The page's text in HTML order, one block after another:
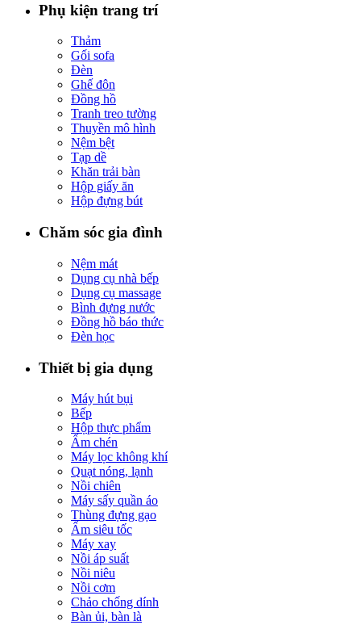
Phụ kiện trang trí
Thảm
Gối sofa
Đèn
Ghế đôn
Đồng hồ
Tranh treo tường
Thuyền mô hình
Nệm bệt
Tạp dề
Khăn trải bàn
Hộp giấy ăn
Hộp đựng bút
Chăm sóc gia đình
Nệm mát
Dụng cụ nhà bếp
Dụng cụ massage
Bình đựng nước
Đồng hồ báo thức
Đèn học
Thiết bị gia dụng
Máy hút bụi
Bếp
Hộp thực phẩm
Ấm chén
Máy lọc không khí
Quạt nóng, lạnh
Nồi chiên
Máy sấy quần áo
Thùng đựng gạo
Ấm siêu tốc
Máy xay
Nồi áp suất
Nồi niêu
Nồi cơm
Chảo chống dính
Bàn ủi, bàn là